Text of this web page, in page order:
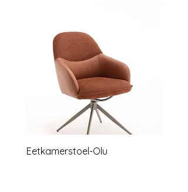
Eetkamerstoel-Olu